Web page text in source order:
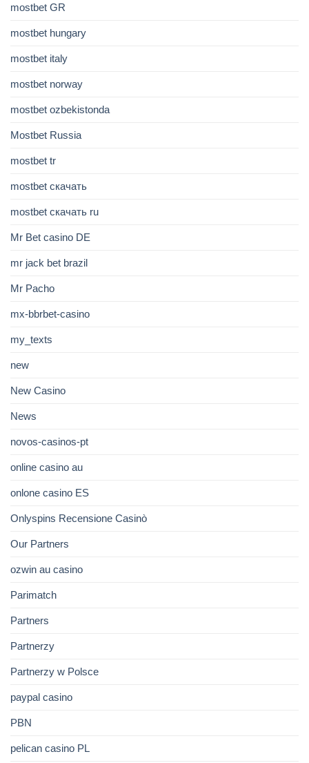
mostbet GR
mostbet hungary
mostbet italy
mostbet norway
mostbet ozbekistonda
Mostbet Russia
mostbet tr
mostbet скачать
mostbet скачать ru
Mr Bet casino DE
mr jack bet brazil
Mr Pacho
mx-bbrbet-casino
my_texts
new
New Casino
News
novos-casinos-pt
online casino au
onlone casino ES
Onlyspins Recensione Casinò
Our Partners
ozwin au casino
Parimatch
Partners
Partnerzy
Partnerzy w Polsce
paypal casino
PBN
pelican casino PL